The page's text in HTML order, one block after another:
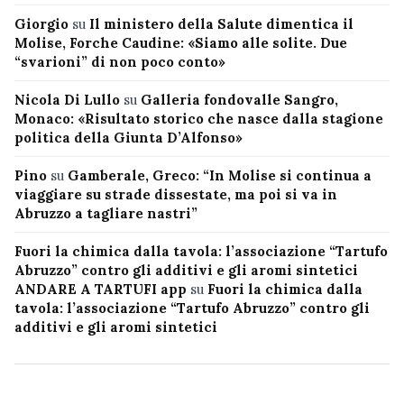
Giorgio su Il ministero della Salute dimentica il
Molise, Forche Caudine: «Siamo alle solite. Due
“svarioni” di non poco conto»
Nicola Di Lullo su Galleria fondovalle Sangro,
Monaco: «Risultato storico che nasce dalla stagione
politica della Giunta D’Alfonso»
Pino su Gamberale, Greco: “In Molise si continua a
viaggiare su strade dissestate, ma poi si va in
Abruzzo a tagliare nastri”
Fuori la chimica dalla tavola: l’associazione “Tartufo
Abruzzo” contro gli additivi e gli aromi sintetici
ANDARE A TARTUFI app su Fuori la chimica dalla
tavola: l’associazione “Tartufo Abruzzo” contro gli
additivi e gli aromi sintetici